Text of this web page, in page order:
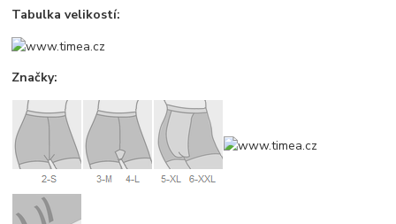
Tabulka velikostí:
Značky: